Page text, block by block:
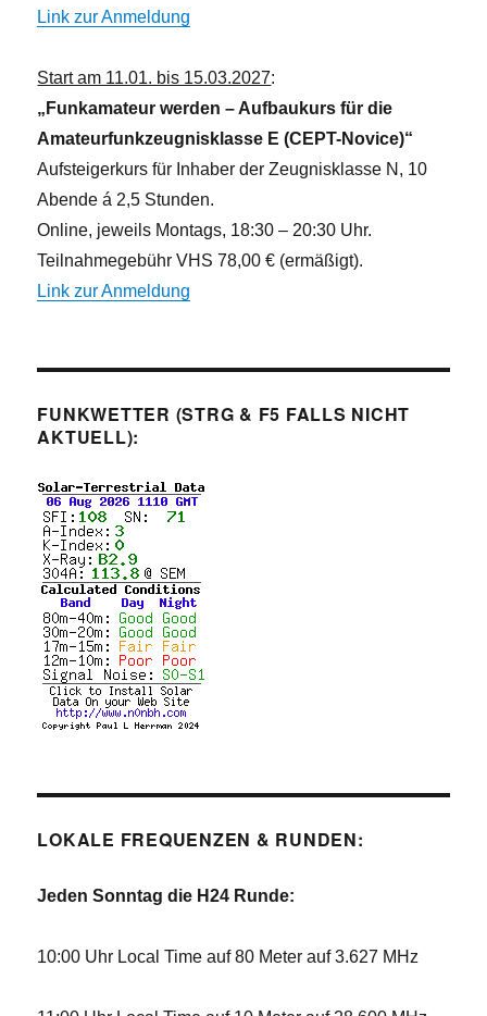
Link zur Anmeldung
Start am 11.01. bis 15.03.2027:
„Funkamateur werden – Aufbaukurs für die
Amateurfunkzeugnisklasse E (CEPT-Novice)“
Aufsteigerkurs für Inhaber der Zeugnisklasse N, 10
Abende á 2,5 Stunden.
Online, jeweils Montags, 18:30 – 20:30 Uhr.
Teilnahmegebühr VHS 78,00 € (ermäßigt).
Link zur Anmeldung
FUNKWETTER (STRG & F5 FALLS NICHT
AKTUELL):
LOKALE FREQUENZEN & RUNDEN:
Jeden Sonntag die H24 Runde:
10:00 Uhr Local Time auf 80 Meter auf 3.627 MHz